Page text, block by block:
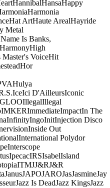
HannibalHansaHappy
Harmonia
Hat ArtHaute ArealHayride
Metal
Is Banks,
High
Master's VoiceHit
Hor
Hulya
IceIci D'AilleursIconic
IllegalIllegal
IMKERImmediateImpactIn The
InfinityIngoInitInjection Disco
Inside Out
International Polydor
Interscope
IpecacIRSIsabelIsland
ITMJJ&RJ&R
JanusJAPOJAROJasJasmineJay
Jazz Is DeadJazz KingsJazz